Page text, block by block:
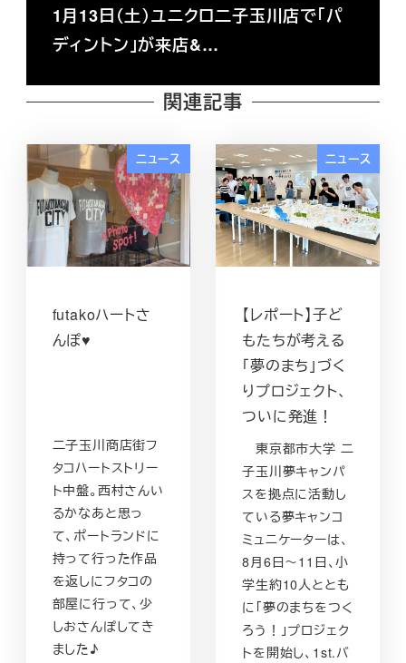
1月13日（土）ユニクロ二子玉川店で「パ
ディントン」が来店&…
関連記事
ニュース
futakoハートさ
んぽ♥️
二子玉川商店街フ
タコハートストリー
ト中盤。西村さんい
るかなあと思っ
て、ポートランドに
持って行った作品
を返しにフタコの
部屋に行って、少
しおさんぽしてき
ました♪
ニュース
【レポート】子ど
もたちが考える
「夢のまち」づく
りプロジェクト、
ついに発進！
東京都市大学 二
子玉川夢キャンパ
スを拠点に活動し
ている夢キャンコ
ミュニケーターは、
8月6日～11日、小
学生約10人ととも
に「夢のまちをつく
ろう！」プロジェク
トを開始し、1st.バ